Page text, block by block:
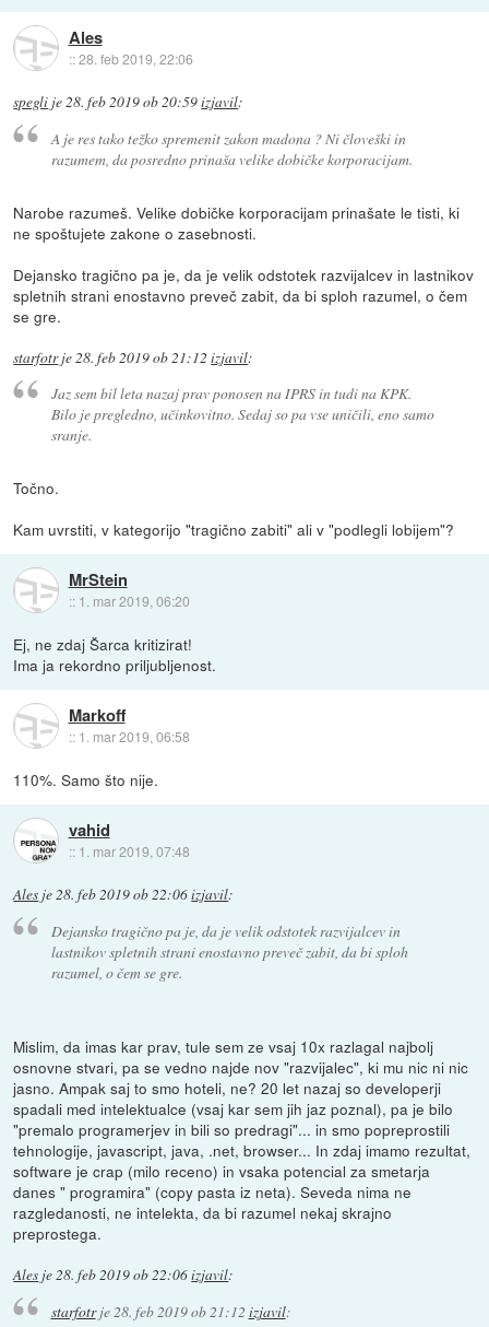
Ales
::28. feb 2019, 22:06
spegli je28. feb 2019 ob 20:59izjavil:
A je res tako težko spremenit zakon madona ? Ni človeški in
razumem, da posredno prinaša velike dobičke korporacijam.
Narobe razumeš. Velike dobičke korporacijam prinašate le tisti, ki
ne spoštujete zakone o zasebnosti.
Dejansko tragično pa je, da je velik odstotek razvijalcev in lastnikov
spletnih strani enostavno preveč zabit, da bi sploh razumel, o čem
se gre.
starfotrje28. feb 2019 ob 21:12 izjavil:
Jaz sem bil leta nazaj prav ponosen na IPRS in tudi na KPK.
Bilo je pregledno, učinkovitno. Sedaj so pa vse uničili, eno samo
sranje.
Točno.
Kam uvrstiti, v kategorijo "tragično zabiti" ali v "podlegli lobijem"?
MrStein
:: 1. mar 2019, 06:20
Ej, ne zdaj Šarca kritizirat!
Ima ja rekordno priljubljenost.
Markoff
:: 1. mar 2019, 06:58
110%. Samo što nije.
vahid
:: 1. mar 2019, 07:48
Ales je28. feb 2019 ob 22:06izjavil:
Dejansko tragično pa je, da je velik odstotek razvijalcev in
lastnikov spletnih strani enostavno preveč zabit, da bi sploh
razumel, o čem se gre.
Mislim, da imas kar prav, tule sem ze vsaj 10x razlagal najbolj
osnovne stvari, pa se vedno najde nov "razvijalec", ki mu nic ni nic
jasno. Ampak saj to smo hoteli, ne? 20 let nazaj so developerji
spadali med intelektualce (vsaj kar sem jih jaz poznal), pa je bilo
"premalo programerjev in bili so predragi"... in smo popreprostili
tehnologije, javascript, java, .net, browser... In zdaj imamo rezultat,
software je crap (milo receno) in vsaka potencial za smetarja
danes " programira" (copy pasta iz neta). Seveda nima ne
razgledanosti, ne intelekta, da bi razumel nekaj skrajno
preprostega.
Ales je28. feb 2019 ob 22:06izjavil:
starfotrje 28. feb 2019 ob 21:12 izjavil: